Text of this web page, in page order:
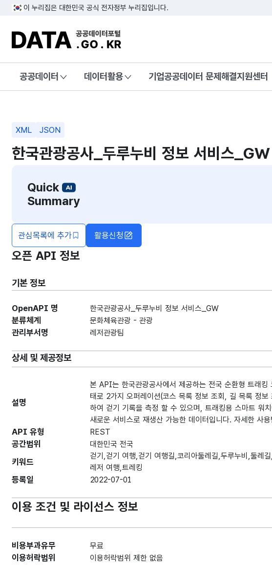
이 누리집은 대한민국 공식 전자정부 누리집입니다.
DATA.GO.KR 공공데이터포털
공공데이터 데이터활용 기업공공데이터 문제해결지원센터
XML JSON
한국관광공사_두루누비 정보 서비스_GW
Quick
Summary
관심목록에 추가 활용신청
오픈 API 정보
기본 정보
OpenAPI 명 한국관광공사_두루누비 정보 서비스_GW
분류체계 문화체육관광 - 관광
관리부서명 레저관광팀
상세 및 제공정보
설명
본 API는 한국관광공사에서 제공하는 전국 순환형 트래
태로 2가지 오퍼레이션(코스 목록 정보 조회, 길 목록 정
하여 걷기 기록을 측정 할 수 있으며, 트래킹용 스마트 워
새로운 서비스로 재생산 가능한 데이터입니다. 자세한 사
API 유형 REST
공간범위 대한민국 전국
키워드
걷기,걷기 여행,걷기 여행길,코리아둘레길,두루누비,둘레길,
레저 여행,트레킹
등록일 2022-07-01
이용 조건 및 라이선스 정보
비용부과유무 무료
이용허락범위 이용허락범위 제한 없음